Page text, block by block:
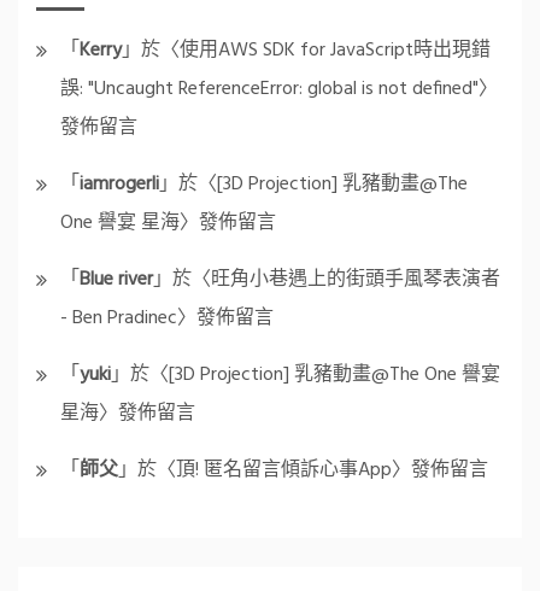
「Kerry」於〈使用AWS SDK for JavaScript時出現錯
誤: "Uncaught ReferenceError: global is not defined"〉
發佈留言
「iamrogerli」於〈[3D Projection] 乳豬動畫@The
One 譽宴 星海〉發佈留言
「Blue river」於〈旺角小巷遇上的街頭手風琴表演者
- Ben Pradinec〉發佈留言
「yuki」於〈[3D Projection] 乳豬動畫@The One 譽宴
星海〉發佈留言
「師父」於〈頂! 匿名留言傾訴心事App〉發佈留言